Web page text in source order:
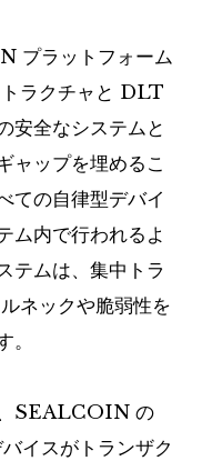
プラットフォーム
ラクチャと DLT
安全なシステムと
ャップを埋めるこ
ての自律型デバイ
ム内で行われるよ
テムは、集中トラ
ネックや脆弱性を
、SEALCOIN の
イスがトランザク